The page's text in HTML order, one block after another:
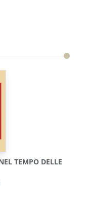
TEMPO DELLE